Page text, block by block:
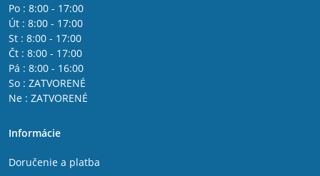
Po : 8:00 - 17:00
Út : 8:00 - 17:00
St : 8:00 - 17:00
Čt : 8:00 - 17:00
Pá : 8:00 - 16:00
So : ZATVORENÉ
Ne : ZATVORENÉ
Informácie
Doručenie a platba